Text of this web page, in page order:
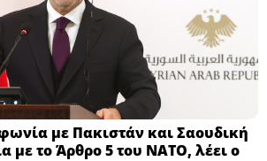
με Πακιστάν και Σαουδική
με το Άρθρο 5 του ΝΑΤΟ, λέει ο